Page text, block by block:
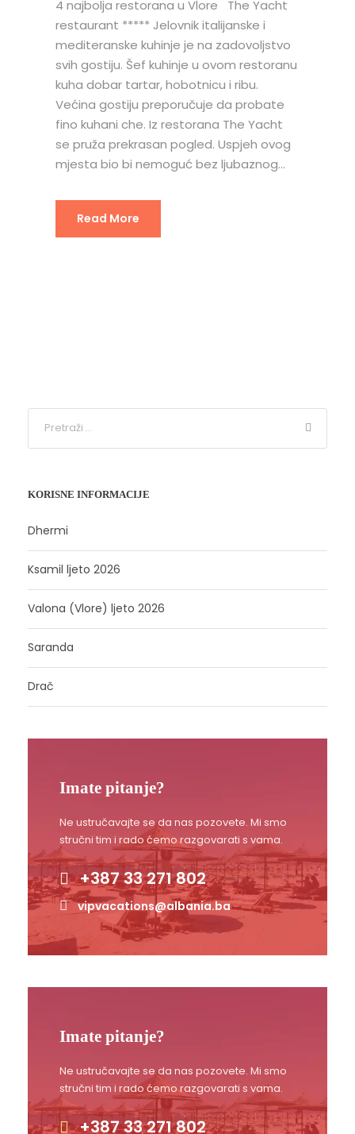
4 najbolja restorana u Vlore The Yacht
restaurant ***** Jelovnik italijanske i
mediteranske kuhinje je na zadovoljstvo
svih gostiju. Šef kuhinje u ovom restoranu
kuha dobar tartar, hobotnicu i ribu.
Većina gostiju preporučuje da probate
fino kuhani che. Iz restorana The Yacht
se pruža prekrasan pogled. Uspjeh ovog
mjesta bio bi nemoguć bez ljubaznog...
Read More
KORISNE INFORMACIJE
Dhermi
Ksamil ljeto 2026
Valona (Vlore) ljeto 2026
Saranda
Drač
Imate pitanje?
Ne ustručavajte se da nas pozovete. Mi smo
stručni tim i rado ćemo razgovarati s vama.
+387 33 271 802
vipvacations@albania.ba
Imate pitanje?
Ne ustručavajte se da nas pozovete. Mi smo
stručni tim i rado ćemo razgovarati s vama.
+387 33 271 802